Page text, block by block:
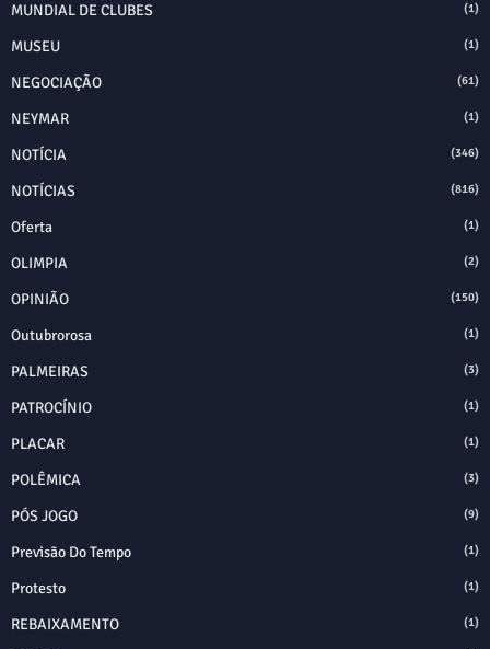
MUNDIAL DE CLUBES (1)
MUSEU (1)
NEGOCIAÇÃO (61)
NEYMAR (1)
NOTÍCIA (346)
NOTÍCIAS (816)
Oferta (1)
OLIMPIA (2)
OPINIÃO (150)
Outubrorosa (1)
PALMEIRAS (3)
PATROCÍNIO (1)
PLACAR (1)
POLÊMICA (3)
PÓS JOGO (9)
Previsão Do Tempo (1)
Protesto (1)
REBAIXAMENTO (1)